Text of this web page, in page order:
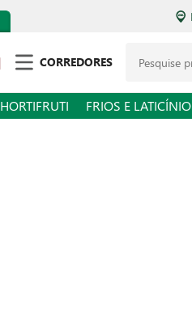
CORREDORES
HORTIFRUTI FRIOS E